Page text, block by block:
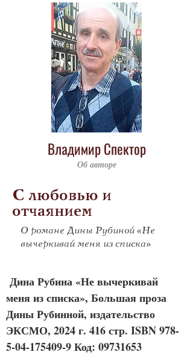
Владимир Спектор
Об авторе
С любовью и
отчаянием
О романе Дины Рубиной «Не
вычеркивай меня из списка»
Дина Рубина «Не вычеркивай
меня из списка», Большая проза
Дины Рубинной, издательство
ЭКСМО, 2024 г. 416 стр. ISBN 978-
5-04-175409-9 Код: 09731653